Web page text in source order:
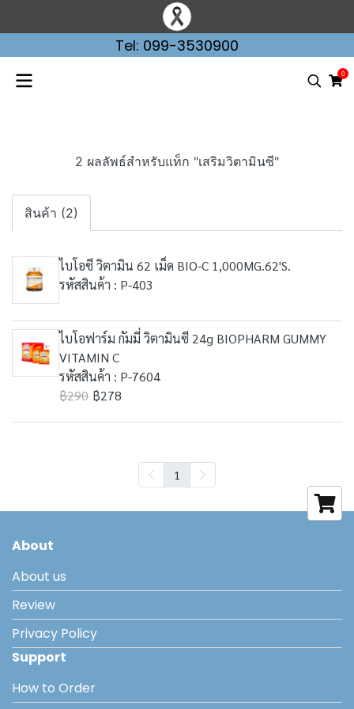
Tel: 099-3530900
0
2 ผลลัพธ์สำหรับแท็ก "เสริมวิตามินซี"
สินค้า (2)
ไบโอซี วิตามิน 62 เม็ด BIO-C 1,000MG.62'S.
รหัสสินค้า : P-403
ไบโอฟาร์ม กัมมี่ วิตามินซี 24g BIOPHARM GUMMY
VITAMIN C
รหัสสินค้า : P-7604
฿290 ฿278
1
About
About us
Review
Privacy Policy
Support
How to Order